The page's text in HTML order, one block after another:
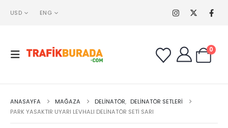
USD ENG
0
ANASAYFA MAĞAZA DELINATÖR, DELINATÖR SETLERI
PARK YASAKTIR UYARI LEVHALI DELINATÖR SETI SARI